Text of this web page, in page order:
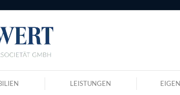
LEISTUNGEN